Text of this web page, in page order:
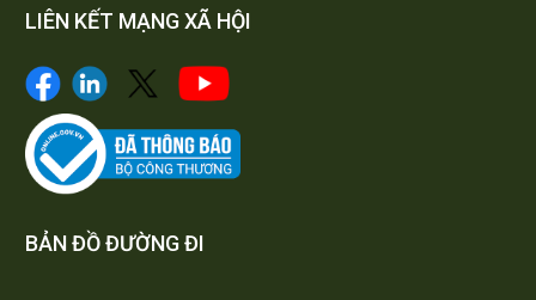
LIÊN KẾT MẠNG XÃ HỘI
BẢN ĐỒ ĐƯỜNG ĐI